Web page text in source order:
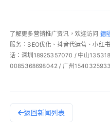
了解更多营销推广资讯，欢迎访问 德
服务：SEO优化、抖音代运营、小红
话：深圳18925357070 / 中山
0085368698042 / 广州
返回新闻列表